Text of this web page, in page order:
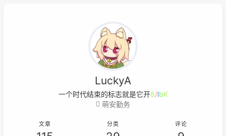
LuckyA
一个时代结束的标志就是它开始被浪=
萌安勤务
文章 分类 评论